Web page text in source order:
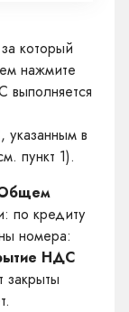
который
нажмите
, указанным в
пункт 1).
по кредиту
номера:
НДС
закрыты